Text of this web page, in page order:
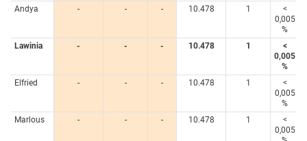
Andya
- - - 10.478 1
<
0,005
%
Lawinia
- - - 10.478 1
<
0,005
%
Elfried
- - - 10.478 1
<
0,005
%
Marlous
- - - 10.478 1
<
0,005